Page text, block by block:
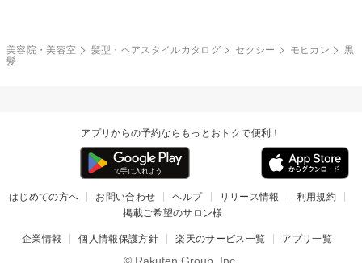
美容院・美容室 髪型・ヘアスタイルカタログ セクシー モヒカン
黒
髪
アプリからの予約ならもっとおトクで便利！
はじめての方へ お問い合わせ ヘルプ リリース情報
利用規約
掲載ご希望のサロン様
企業情報 個人情報保護方針 楽天のサービス一覧 アプリ一覧